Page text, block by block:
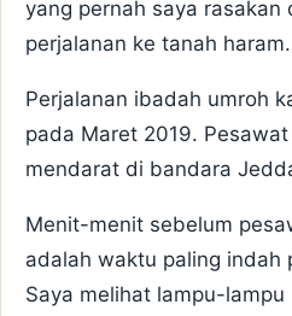
yang pernah saya rasakan
perjalanan ke tanah
Perjalanan ibadah umroh
pada Maret 2019.
mendarat di bandara
Menit-menit sebelum
adalah waktu paling indah
Saya melihat lampu-